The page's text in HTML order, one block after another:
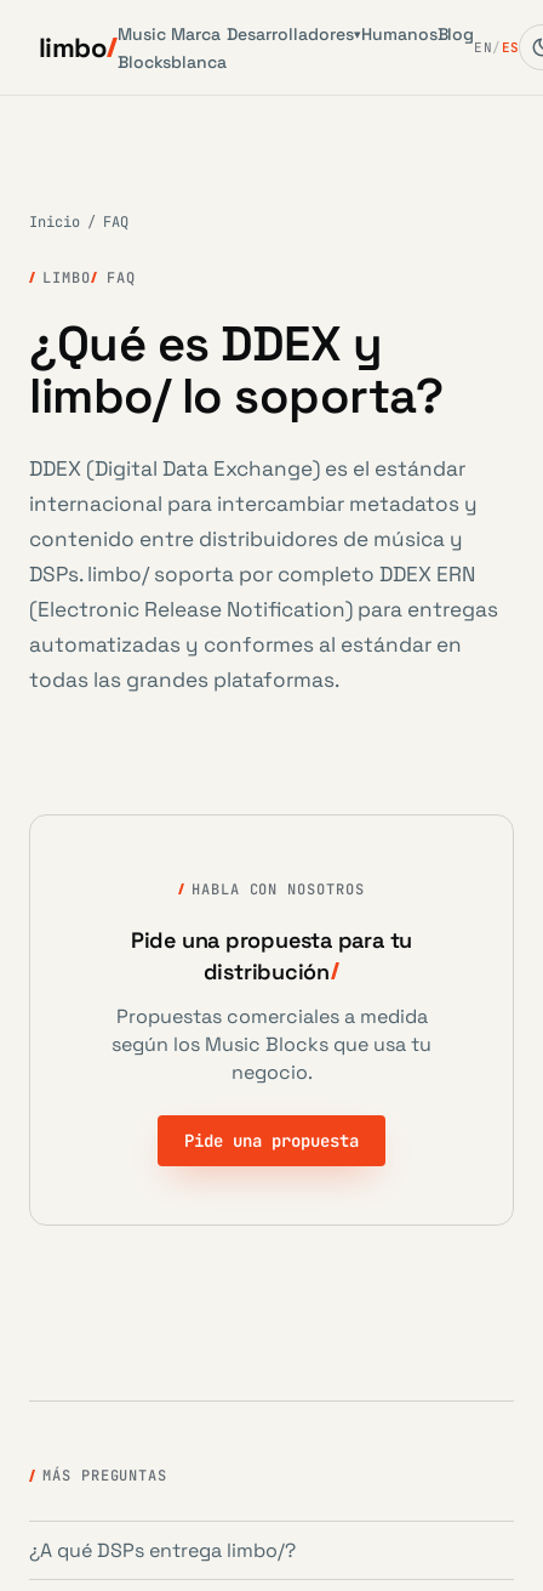
limbo Music
Blocks
Marca
blanca
Desarrolladores▾HumanosBlog
EN / ES
Inicio / FAQ
LIMBO FAQ
¿Qué es DDEX y
limbo/ lo soporta?
DDEX (Digital Data Exchange) es el estándar
internacional para intercambiar metadatos y
contenido entre distribuidores de música y
DSPs. limbo/ soporta por completo DDEX ERN
(Electronic Release Notification) para entregas
automatizadas y conformes al estándar en
todas las grandes plataformas.
HABLA CON NOSOTROS
Pide una propuesta para tu
distribución
Propuestas comerciales a medida
según los Music Blocks que usa tu
negocio.
Pide una propuesta
MÁS PREGUNTAS
¿A qué DSPs entrega limbo/?